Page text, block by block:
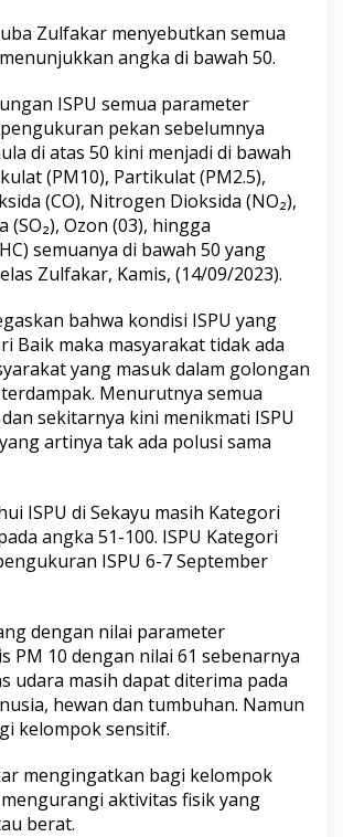
e
o
i
B
a
k
Zulfakar menyebutkan semua
angka di bawah 50.
ISPU semua parameter
pekan sebelumnya
di atas 50 kini menjadi di bawah
(PM10), Partikulat (PM2.5),
(CO), Nitrogen Dioksida (NO₂),
(SO₂), Ozon (03), hingga
semuanya di bawah 50 yang
Zulfakar, Kamis, (14/09/2023).
bahwa kondisi ISPU yang
Baik maka masyarakat tidak ada
yang masuk dalam golongan
Menurutnya semua
sekitarnya kini menikmati ISPU
artinya tak ada polusi sama
ISPU di Sekayu masih Kategori
angka 51-100. ISPU Kategori
ISPU 6-7 September
dengan nilai parameter
PM 10 dengan nilai 61 sebenarnya
udara masih dapat diterima pada
hewan dan tumbuhan. Namun
kelompok sensitif.
mengingatkan bagi kelompok
aktivitas fisik yang
berat.